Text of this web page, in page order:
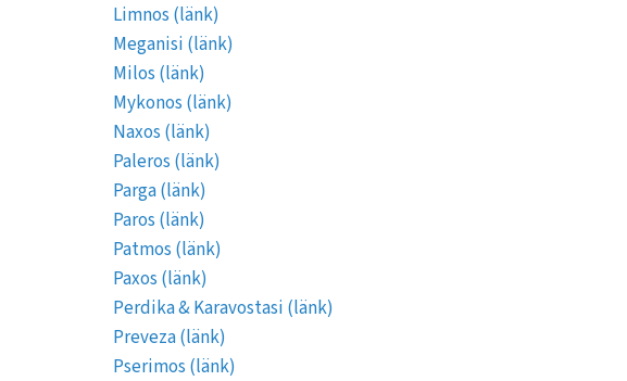
Limnos (länk)
Meganisi (länk)
Milos (länk)
Mykonos (länk)
Naxos (länk)
Paleros (länk)
Parga (länk)
Paros (länk)
Patmos (länk)
Paxos (länk)
Perdika & Karavostasi (länk)
Preveza (länk)
Pserimos (länk)